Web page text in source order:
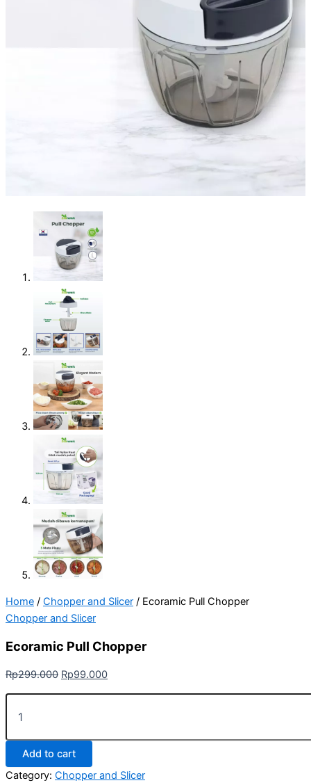
Home / Chopper and Slicer / Ecoramic Pull Chopper
Chopper and Slicer
Ecoramic Pull Chopper
Rp299.000 Rp99.000
Add to cart
Category: Chopper and Slicer